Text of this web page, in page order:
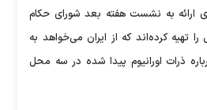
ارائه به نشست هفته بعد شورای حکام
را تهیه کرده‌اند که از ایران می‌خواهد به
ذرات اورانیوم پیدا شده در سه محل